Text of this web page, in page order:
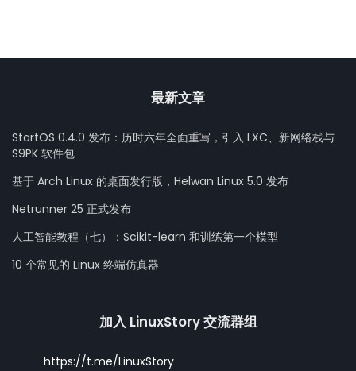
最新文章
StartOS 0.4.0 发布：历时六年全面重写，引入 LXC、新网络栈与
S9PK 软件包
基于 Arch Linux 的桌面发行版，Helwan Linux 5.0 发布
Netrunner 25 正式发布
人工智能教程（七）：Scikit-learn 和训练第一个模型
10 个常见的 Linux 终端仿真器
加入 LinuxStory 交流群组
https://t.me/LinuxStory